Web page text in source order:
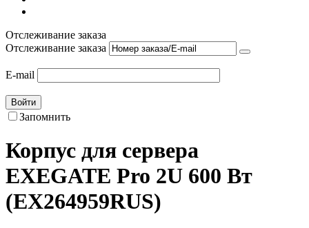
Отслеживание заказа
Отслеживание заказа
E-mail
Войти
Запомнить
Корпус для сервера
EXEGATE Pro 2U 600 Вт
(EX264959RUS)